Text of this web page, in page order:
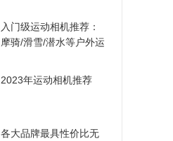
入门级运动相机推荐：
摩骑/滑雪/潜水等户外运
2023年运动相机推荐
各大品牌最具性价比无